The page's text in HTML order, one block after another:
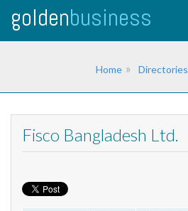
goldenbusiness
Home Directories
Fisco Bangladesh Ltd.